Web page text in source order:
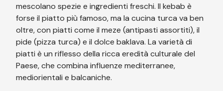
mescolano spezie e ingredienti freschi. Il kebab è
forse il piatto più famoso, ma la cucina turca va ben
oltre, con piatti come il meze (antipasti assortiti), il
pide (pizza turca) e il dolce baklava. La varietà di
piatti è un riflesso della ricca eredità culturale del
Paese, che combina influenze mediterranee,
mediorientali e balcaniche.